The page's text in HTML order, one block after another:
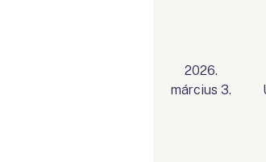
2026.
március 3.